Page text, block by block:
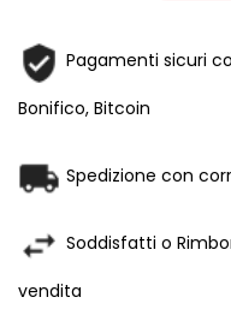
Pagamenti sicuri
Bonifico, Bitcoin
Spedizione con
Soddisfatti o
vendita